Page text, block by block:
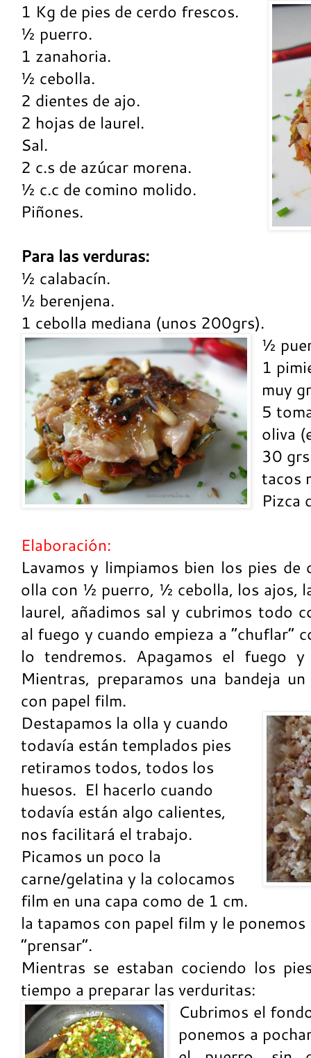
1 Kg de pies de cerdo frescos.
½ puerro.
1 zanahoria.
½ cebolla.
2 dientes de ajo.
2 hojas de laurel.
Sal.
2 c.s de azúcar morena.
½ c.c de comino molido.
Piñones.
Para las verduras:
½ calabacín.
½ berenjena.
1 cebolla mediana (unos 200grs).
½
1
muy
5
oliva
30
tacos
Pizca
Elaboración:
Lavamos y limpiamos bien los pies de
olla con ½ puerro, ½ cebolla, los ajos,
laurel, añadimos sal y cubrimos todo
al fuego y cuando empieza a “chuflar”
lo tendremos. Apagamos el fuego
Mientras, preparamos una bandeja
con papel film.
Destapamos la olla y cuando
todavía están templados pies
retiramos todos, todos los
huesos. El hacerlo cuando
todavía están algo calientes,
nos facilitará el trabajo.
Picamos un poco la
carne/gelatina y la colocamos
film en una capa como de 1 cm.
la tapamos con papel film y le ponemos
“prensar”.
Mientras se estaban cociendo los
tiempo a preparar las verduritas:
Cubrimos el
ponemos a